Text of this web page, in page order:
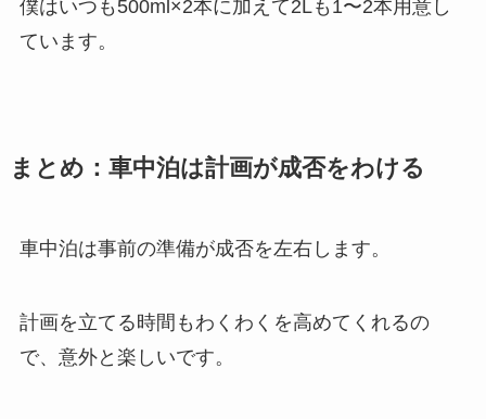
僕はいつも500ml×2本に加えて2Lも1〜2本用意し
ています。
まとめ：車中泊は計画が成否をわける
車中泊は事前の準備が成否を左右します。
計画を立てる時間もわくわくを高めてくれるの
で、意外と楽しいです。